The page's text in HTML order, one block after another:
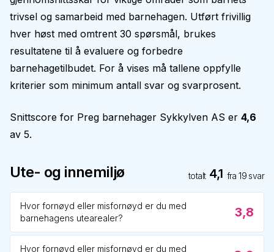
trivsel og samarbeid med barnehagen. Utført frivillig
hver høst med omtrent 30 spørsmål, brukes
resultatene til å evaluere og forbedre
barnehagetilbudet. For å vises må tallene oppfylle
kriterier som minimum antall svar og svarprosent.
Snittscore for Preg barnehager Sykkylven AS er 4,6
av 5.
Ute- og innemiljø totalt 4,1 fra19 svar
Hvor fornøyd eller misfornøyd er du med
barnehagens utearealer?
3,8
Hvor fornøyd eller misfornøyd er du med